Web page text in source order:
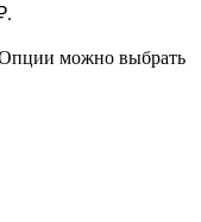
Опции можно выбрать